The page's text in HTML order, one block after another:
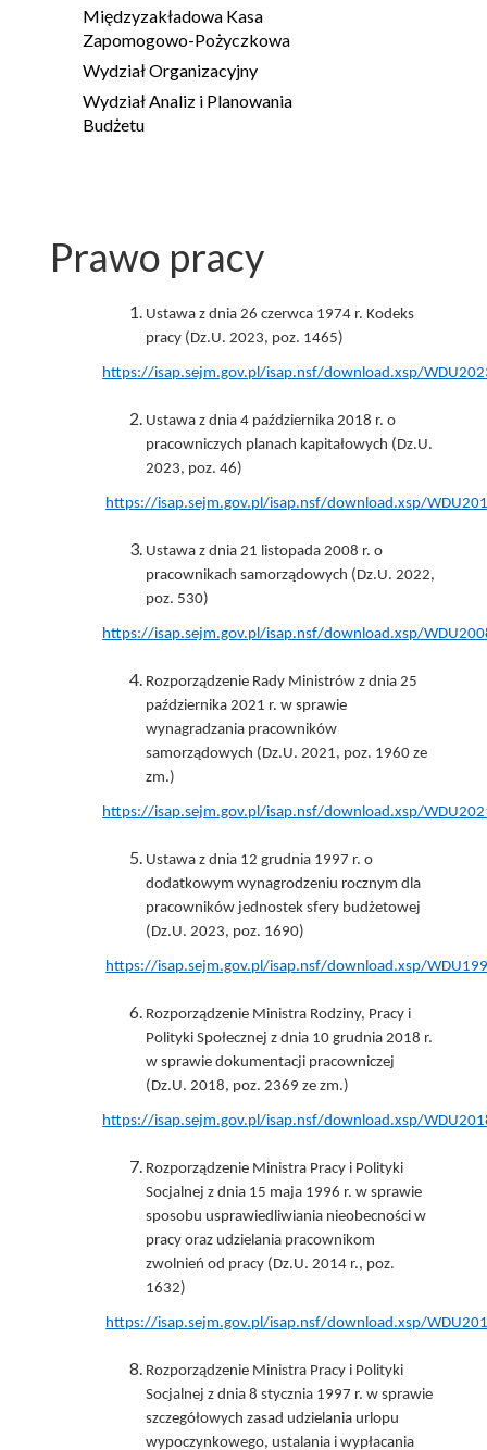
Międzyzakładowa Kasa
Zapomogowo-Pożyczkowa
Wydział Organizacyjny
Wydział Analiz i Planowania
Budżetu
Prawo pracy
Ustawa z dnia 26 czerwca 1974 r. Kodeks
pracy (Dz.U. 2023, poz. 1465)
https://isap.sejm.gov.pl/isap.nsf/download.xsp/
Ustawa z dnia 4 października 2018 r. o
pracowniczych planach kapitałowych (Dz.U.
2023, poz. 46)
https://isap.sejm.gov.pl/isap.nsf/download.xsp/
Ustawa z dnia 21 listopada 2008 r. o
pracownikach samorządowych (Dz.U. 2022,
poz. 530)
https://isap.sejm.gov.pl/isap.nsf/download.xsp/
Rozporządzenie Rady Ministrów z dnia 25
października 2021 r. w sprawie
wynagradzania pracowników
samorządowych (Dz.U. 2021, poz. 1960 ze
zm.)
https://isap.sejm.gov.pl/isap.nsf/download.xsp/
Ustawa z dnia 12 grudnia 1997 r. o
dodatkowym wynagrodzeniu rocznym dla
pracowników jednostek sfery budżetowej
(Dz.U. 2023, poz. 1690)
https://isap.sejm.gov.pl/isap.nsf/download.xsp/
Rozporządzenie Ministra Rodziny, Pracy i
Polityki Społecznej z dnia 10 grudnia 2018 r.
w sprawie dokumentacji pracowniczej
(Dz.U. 2018, poz. 2369 ze zm.)
https://isap.sejm.gov.pl/isap.nsf/download.xsp/
Rozporządzenie Ministra Pracy i Polityki
Socjalnej z dnia 15 maja 1996 r. w sprawie
sposobu usprawiedliwiania nieobecności w
pracy oraz udzielania pracownikom
zwolnień od pracy (Dz.U. 2014 r., poz.
1632)
https://isap.sejm.gov.pl/isap.nsf/download.xsp/
Rozporządzenie Ministra Pracy i Polityki
Socjalnej z dnia 8 stycznia 1997 r. w sprawie
szczegółowych zasad udzielania urlopu
wypoczynkowego, ustalania i wypłacania